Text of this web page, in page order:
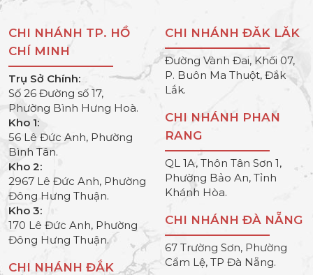
CHI NHÁNH TP. HỒ
CHÍ MINH
Trụ Sở Chính:
Số 26 Đường số 17,
Phường Bình Hưng Hoà.
Kho 1:
56 Lê Đức Anh, Phường
Bình Tân.
Kho 2:
2967 Lê Đức Anh, Phường
Đông Hưng Thuận.
Kho 3:
170 Lê Đức Anh, Phường
Đông Hưng Thuận.
CHI NHÁNH ĐẮK
CHI NHÁNH ĐĂK LĂK
Đường Vành Đai, Khối 07,
P. Buôn Ma Thuột, Đắk
Lắk.
CHI NHÁNH PHAN
RANG
QL 1A, Thôn Tân Sơn 1,
Phường Bảo An, Tỉnh
Khánh Hòa.
CHI NHÁNH ĐÀ NẴNG
67 Trường Sơn, Phường
Cẩm Lệ, TP Đà Nẵng.